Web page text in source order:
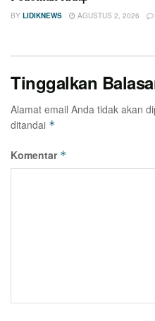
BY LIDIKNEWS AGUSTUS 2, 2026
Tinggalkan
Alamat email Anda tidak akan
ditandai *
Komentar *